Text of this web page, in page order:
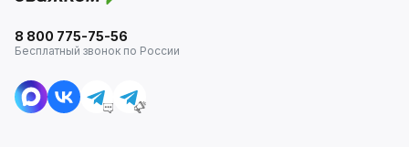
8 800 775-75-56
Бесплатный звонок по России